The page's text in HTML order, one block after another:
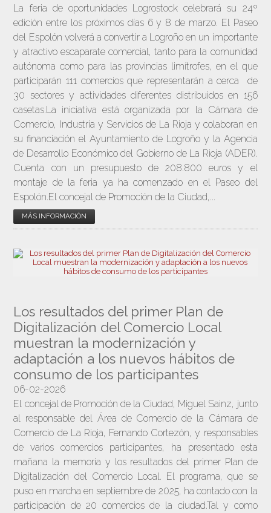
La feria de oportunidades Logrostock celebrará su 24º
edición entre los próximos días 6 y 8 de marzo. El Paseo
del Espolón volverá a convertir a Logroño en un importante
y atractivo escaparate comercial, tanto para la comunidad
autónoma como para las provincias limítrofes, en el que
participarán 111 comercios que representarán a cerca de
30 sectores y actividades diferentes distribuidos en 156
casetas.La iniciativa está organizada por la Cámara de
Comercio, Industria y Servicios de La Rioja y colaboran en
su financiación el Ayuntamiento de Logroño y la Agencia
de Desarrollo Económico del Gobierno de La Rioja (ADER).
Cuenta con un presupuesto de 208.800 euros y el
montaje de la feria ya ha comenzado en el Paseo del
Espolón.El concejal de Promoción de la Ciudad,...
MÁS INFORMACIÓN
Los resultados del primer Plan de
Digitalización del Comercio Local
muestran la modernización y
adaptación a los nuevos hábitos de
consumo de los participantes
06-02-2026
El concejal de Promoción de la Ciudad, Miguel Sainz, junto
al responsable del Área de Comercio de la Cámara de
Comercio de La Rioja, Fernando Cortezón, y responsables
de varios comercios participantes, ha presentado esta
mañana la memoria y los resultados del primer Plan de
Digitalización del Comercio Local. El programa, que se
puso en marcha en septiembre de 2025, ha contado con la
participación de 20 comercios de la ciudad.Tal y como